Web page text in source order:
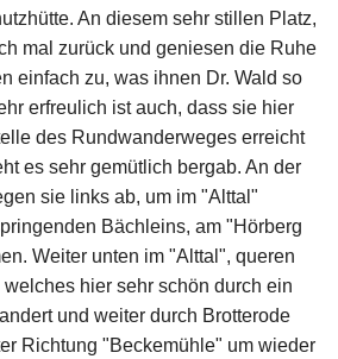
An diesem sehr stillen Platz,
mal zurück und geniesen die Ruhe
einfach zu, was ihnen Dr. Wald so
erfreulich ist auch, dass sie hier
des Rundwanderweges erreicht
es sehr gemütlich bergab. An der
sie links ab, um im "Alttal"
Bächleins, am "Hörberg
Weiter unten im "Alttal", queren
hier sehr schön durch ein
und weiter durch Brotterode
Richtung "Beckemühle" um wieder